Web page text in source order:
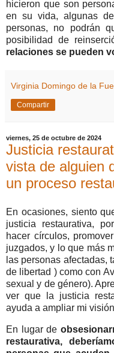
hicieron que son
en su vida, algunas
personas, no podrán
posibilidad de
relaciones se pueden
Virginia Domingo de la
Compartir
viernes, 25 de octubre de 2024
Justicia
vista de alguien
un proceso
En ocasiones, siento
justicia restaurativa,
hacer círculos,
juzgados, y lo que más
las personas afectadas,
de libertad ) como con
sexual y de género).
ver que la justicia
ayuda a ampliar mi
En lugar de
restaurativa,